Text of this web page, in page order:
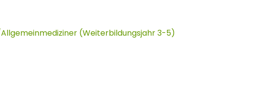
(Weiterbildungsjahr 3-5)